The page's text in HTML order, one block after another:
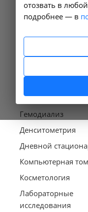
помощь
Руководители
поликлинические
Гемодиализ
Денситометрия
Дневной
Компьютерная
Косметология
Лабораторные
исследования
отозвать в
подробнее — в